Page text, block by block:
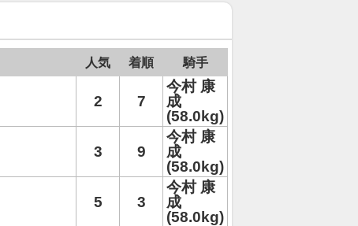
人気 着順 騎手
2 7
今村 康
成
(58.0kg)
3 9
今村 康
成
(58.0kg)
5 3
今村 康
成
(58.0kg)